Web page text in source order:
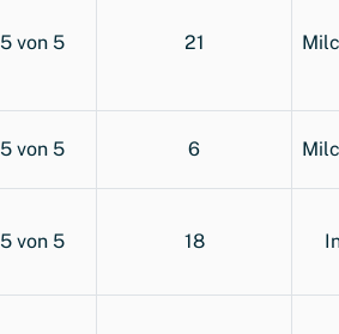
5 von 5 21
5 von 5 6
5 von 5 18